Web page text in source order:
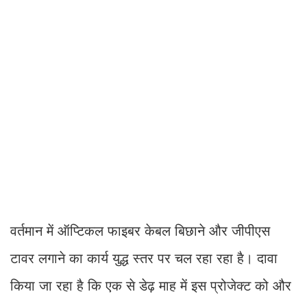
वर्तमान में ऑप्टिकल फाइबर केबल बिछाने और जीपीएस
टावर लगाने का कार्य युद्ध स्तर पर चल रहा रहा है। दावा
किया जा रहा है कि एक से डेढ़ माह में इस प्रोजेक्ट को और